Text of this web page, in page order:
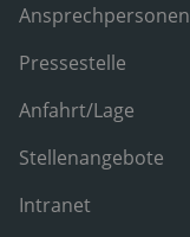
Ansprechpersonen
Pressestelle
Anfahrt/Lage
Stellenangebote
Intranet